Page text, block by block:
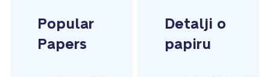
Popular
Papers
Detalji o
papiru